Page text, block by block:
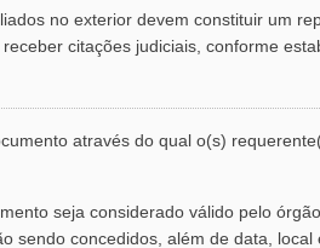
no exterior devem constituir um
citações judiciais, conforme
através do qual o(s)
seja considerado válido pelo
sendo concedidos, além de data,